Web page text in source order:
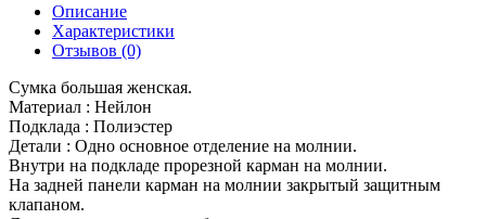
Описание
Характеристики
Отзывов (0)
Сумка большая женская.
Материал : Нейлон
Подклада : Полиэстер
Детали : Одно основное отделение на молнии.
Внутри на подкладе прорезной карман на молнии.
На задней панели карман на молнии закрытый защитным
клапаном.